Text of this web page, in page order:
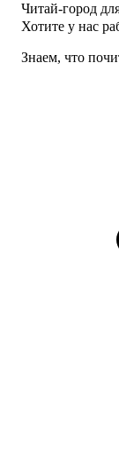
Читай-город
Хотите у нас
Знаем, что